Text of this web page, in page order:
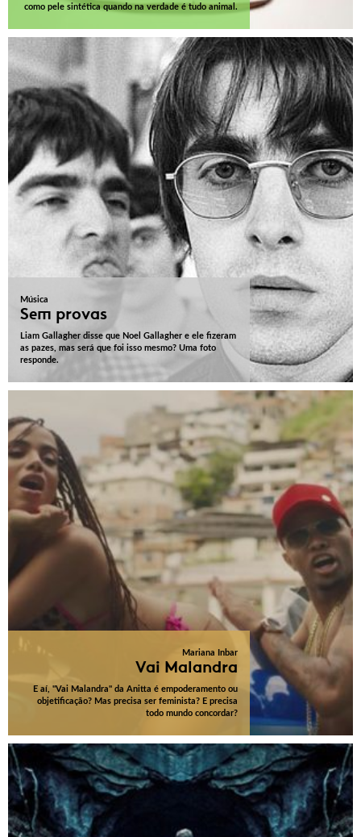
como pele sintética quando na verdade é tudo animal.
Música
Sem provas
Liam Gallagher disse que Noel Gallagher e ele fizeram
as pazes, mas será que foi isso mesmo? Uma foto
responde.
Mariana Inbar
Vai Malandra
E aí, "Vai Malandra" da Anitta é empoderamento ou
objetificação? Mas precisa ser feminista? E precisa
todo mundo concordar?